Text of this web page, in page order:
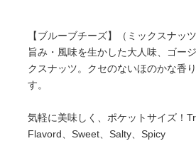
【ブルーブチーズ】（ミックスナッ
旨み・風味を生かした大人味、ゴー
クスナッツ。クセのないほのかな香
す。
気軽に美味しく、ポケットサイズ！
Flavord、Sweet、Salty、Spicy